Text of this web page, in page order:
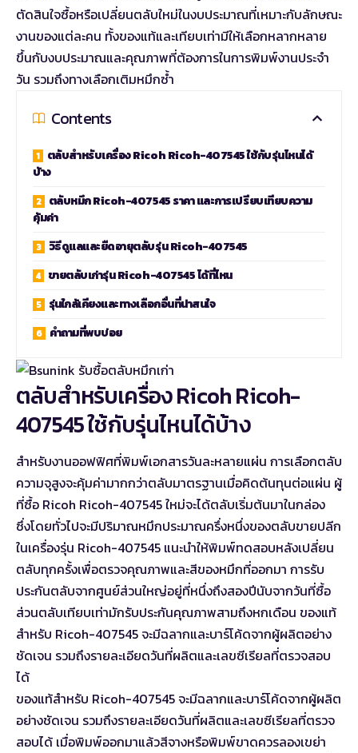
ตัดสินใจซื้อหรือเปลี่ยนตลับใหม่ในงบประมาณที่เหมาะกับลักษณะ
งานของแต่ละคน ทั้งของแท้และเทียบเท่ามีให้เลือกหลากหลาย
ขึ้นกับงบประมาณและคุณภาพที่ต้องการในการพิมพ์งานประจำ
วัน รวมถึงทางเลือกเติมหมึกซ้ำ
Contents
ตลับสำหรับเครื่อง Ricoh Ricoh-407545 ใช้กับรุ่นไหนได้
บ้าง
ตลับหมึก Ricoh-407545 ราคา และการเปรียบเทียบความ
คุ้มค่า
วิธีดูแลและยืดอายุตลับรุ่น Ricoh-407545
ขายตลับเก่ารุ่น Ricoh-407545 ได้ที่ไหน
รุ่นใกล้เคียงและทางเลือกอื่นที่น่าสนใจ
คำถามที่พบบ่อย
ตลับสำหรับเครื่อง Ricoh Ricoh-
407545 ใช้กับรุ่นไหนได้บ้าง
สำหรับงานออฟฟิศที่พิมพ์เอกสารวันละหลายแผ่น การเลือกตลับ
ความจุสูงจะคุ้มค่ามากกว่าตลับมาตรฐานเมื่อคิดต้นทุนต่อแผ่น ผู้
ที่ซื้อ Ricoh Ricoh-407545 ใหม่จะได้ตลับเริ่มต้นมาในกล่อง
ซึ่งโดยทั่วไปจะมีปริมาณหมึกประมาณครึ่งหนึ่งของตลับขายปลีก
ในเครื่องรุ่น Ricoh-407545 แนะนำให้พิมพ์ทดสอบหลังเปลี่ยน
ตลับทุกครั้งเพื่อตรวจคุณภาพและสีของหมึกที่ออกมา การรับ
ประกันตลับจากศูนย์ส่วนใหญ่อยู่ที่หนึ่งถึงสองปีนับจากวันที่ซื้อ
ส่วนตลับเทียบเท่ามักรับประกันคุณภาพสามถึงหกเดือน ของแท้
สำหรับ Ricoh-407545 จะมีฉลากและบาร์โค้ดจากผู้ผลิตอย่าง
ชัดเจน รวมถึงรายละเอียดวันที่ผลิตและเลขซีเรียลที่ตรวจสอบ
ได้
ของแท้สำหรับ Ricoh-407545 จะมีฉลากและบาร์โค้ดจากผู้ผลิต
อย่างชัดเจน รวมถึงรายละเอียดวันที่ผลิตและเลขซีเรียลที่ตรวจ
สอบได้ เมื่อพิมพ์ออกมาแล้วสีจางหรือพิมพ์ขาดควรลองเขย่า